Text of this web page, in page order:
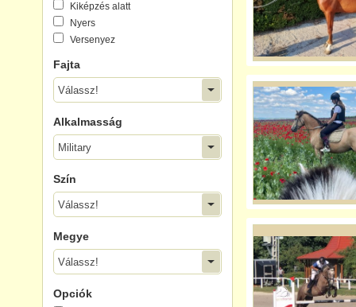
Kiképzés alatt
Nyers
Versenyez
Fajta
Válassz!
Alkalmasság
Military
Szín
Válassz!
Megye
Válassz!
Opciók